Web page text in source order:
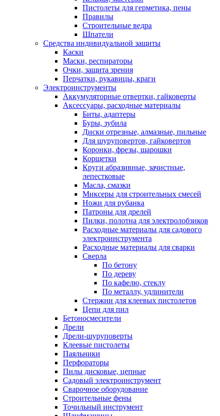
Пистолеты для герметика, пены
Правилы
Строительные ведра
Шпатели
Средства индивидуальной защиты
Каски
Маски, респираторы
Очки, защита зрения
Перчатки, рукавицы, краги
Электроинструменты
Аккумуляторные отвертки, гайковерты
Аксессуары, расходные материалы
Биты, адаптеры
Буры, зубила
Диски отрезные, алмазные, пильные
Для шуруповертов, гайковертов
Коронки, фрезы, шарошки
Корщетки
Круги абразивные, зачистные,
лепестковые
Масла, смазки
Миксеры для строительных смесей
Ножи для рубанка
Патроны для дрелей
Пилки, полотна для электролобзиков
Расходные материалы для садового
электроинструмента
Расходные материалы для сварки
Сверла
По бетону
По дереву
По кафелю, стеклу
По металлу, удлинители
Стержни для клеевых пистолетов
Цепи для пил
Бетоносмесители
Дрели
Дрели-шуруповерты
Клеевые пистолеты
Паяльники
Перфораторы
Пилы дисковые, цепные
Садовый электроинструмент
Сварочное оборудование
Строительные фены
Точильный инструмент